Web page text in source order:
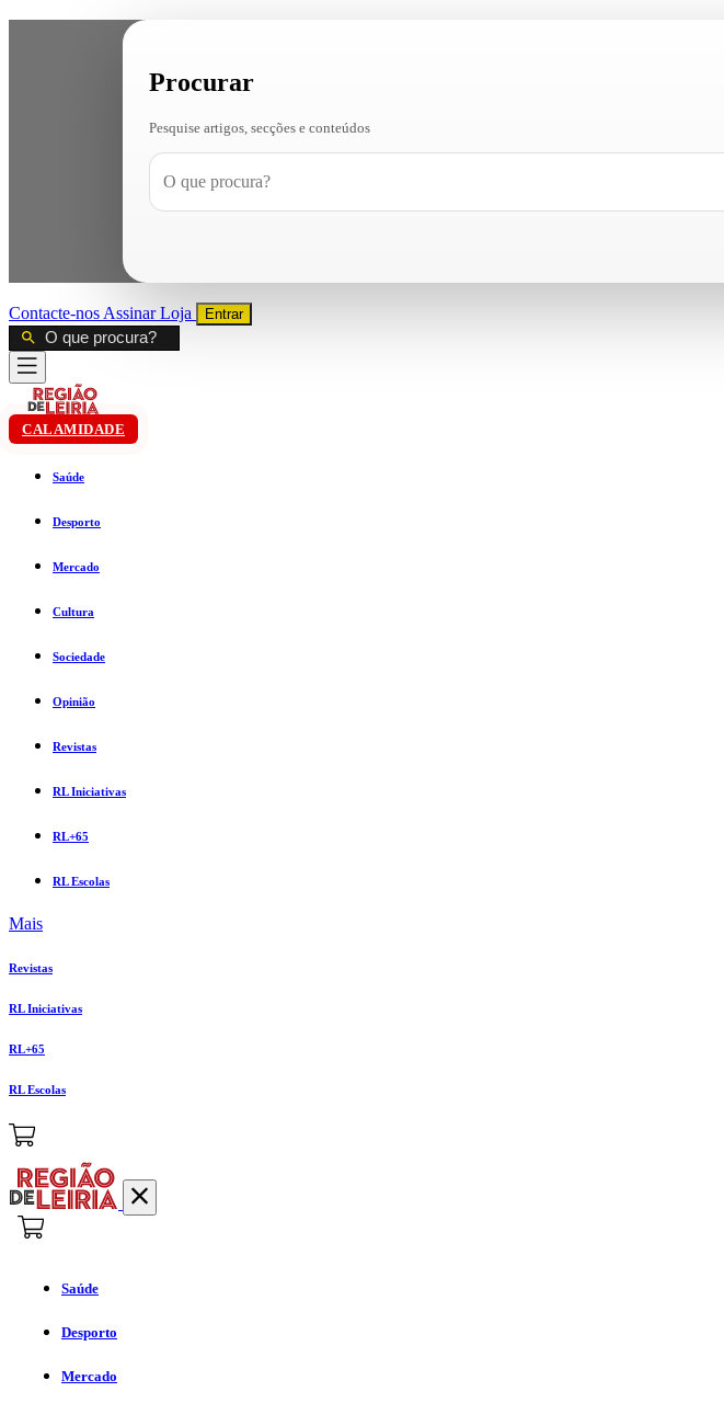
Procurar
Pesquise artigos, secções e conteúdos
Contacte-nos AssinarLoja Entrar
CALAMIDADE
Saúde
Desporto
Mercado
Cultura
Sociedade
Opinião
Revistas
RL Iniciativas
RL+65
RL Escolas
Mais
Revistas
RL Iniciativas
RL+65
RL Escolas
Saúde
Desporto
Mercado